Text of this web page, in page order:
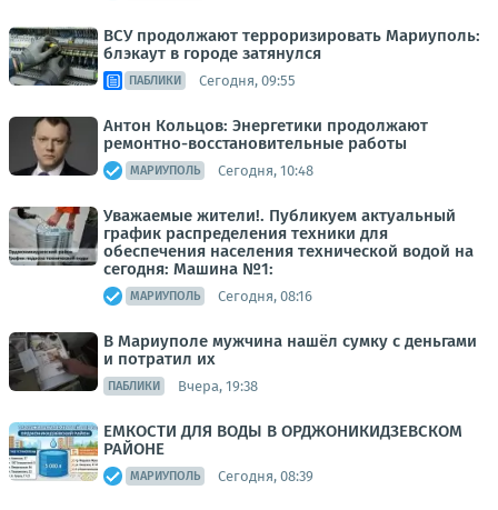
ВСУ продолжают терроризировать Мариуполь:
блэкаут в городе затянулся
ПАБЛИКИ Сегодня, 09:55
Антон Кольцов: Энергетики продолжают
ремонтно-восстановительные работы
МАРИУПОЛЬ Сегодня, 10:48
Уважаемые жители!. Публикуем актуальный
график распределения техники для
обеспечения населения технической водой на
сегодня: Машина №1:
МАРИУПОЛЬ Сегодня, 08:16
В Мариуполе мужчина нашёл сумку с деньгами
и потратил их
ПАБЛИКИ Вчера, 19:38
ЕМКОСТИ ДЛЯ ВОДЫ В ОРДЖОНИКИДЗЕВСКОМ
РАЙОНЕ
МАРИУПОЛЬ Сегодня, 08:39